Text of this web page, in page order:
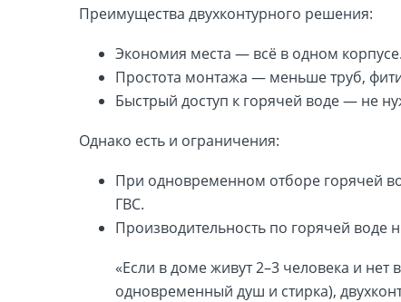
Преимущества двухконтурного решения:
Экономия места — всё в одном корпусе.
Простота монтажа — меньше труб,
Быстрый доступ к горячей воде — не
Однако есть и ограничения:
При одновременном отборе горячей
ГВС.
Производительность по горячей
«Если в доме живут 2–3 человека и
одновременный душ и стирка),